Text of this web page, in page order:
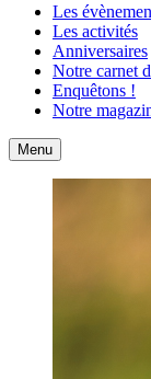
Les
Les activités
Anniversaires
Notre carnet
Enquêtons !
Notre
Accueil
Menu Contact